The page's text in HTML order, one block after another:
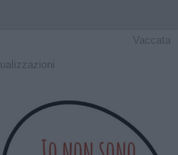
Vaccata